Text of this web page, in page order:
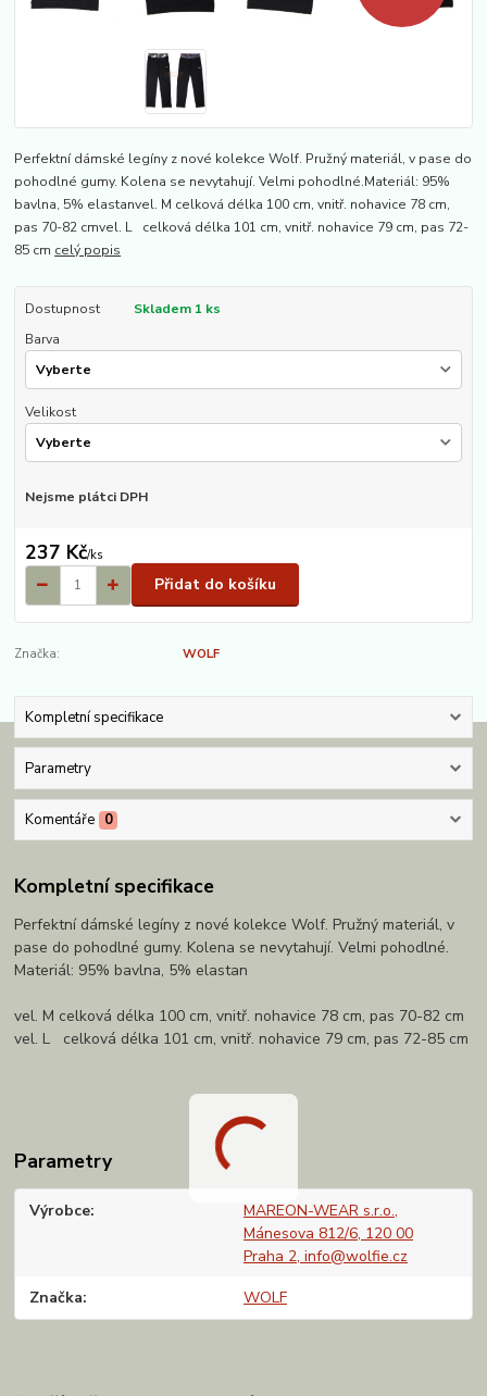
Perfektní dámské legíny z nové kolekce Wolf. Pružný materiál, v pase do
pohodlné gumy. Kolena se nevytahují. Velmi pohodlné.Materiál: 95%
bavlna, 5% elastanvel. M celková délka 100 cm, vnitř. nohavice 78 cm,
pas 70-82 cmvel. L celková délka 101 cm, vnitř. nohavice 79 cm, pas 72-
85 cm celý popis
Dostupnost
Skladem 1 ks
Barva
Velikost
Nejsme plátci DPH
237 Kč/ks
Přidat do košíku
Značka: WOLF
Kompletní specifikace
Parametry
Komentáře 0
Kompletní specifikace
Perfektní dámské legíny z nové kolekce Wolf. Pružný materiál, v
pase do pohodlné gumy. Kolena se nevytahují. Velmi pohodlné.
Materiál: 95% bavlna, 5% elastan
vel. M celková délka 100 cm, vnitř. nohavice 78 cm, pas 70-82 cm
vel. L celková délka 101 cm, vnitř. nohavice 79 cm, pas 72-85 cm
Parametry
Výrobce
MAREON-WEAR s.r.o.,
Mánesova 812/6, 120 00
Praha 2, info@wolfie.cz
Značka WOLF